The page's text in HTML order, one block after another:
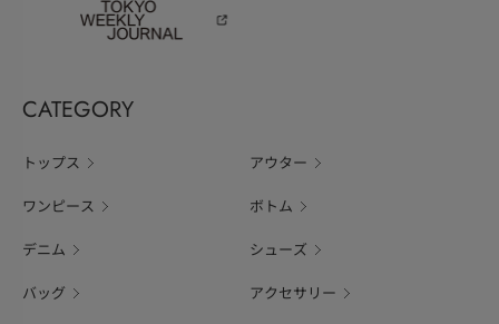
CATEGORY
トップス アウター
ワンピース ボトム
デニム シューズ
バッグ アクセサリー